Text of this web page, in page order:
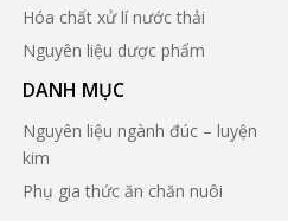
Hóa chất xử lí nước thải
Nguyên liệu dược phẩm
DANH MỤC
Nguyên liệu ngành đúc – luyện
kim
Phụ gia thức ăn chăn nuôi